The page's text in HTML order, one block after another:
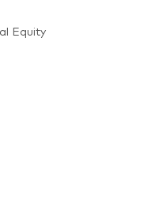
Equity